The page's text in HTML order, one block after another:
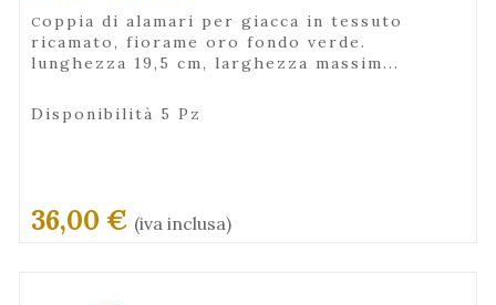
coppia di alamari per giacca in tessuto
ricamato, fiorame oro fondo verde.
lunghezza 19,5 cm, larghezza massim...
Disponibilità 5 Pz
36,00 € (iva inclusa)